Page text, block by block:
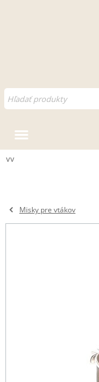
vv
Misky pre vtákov